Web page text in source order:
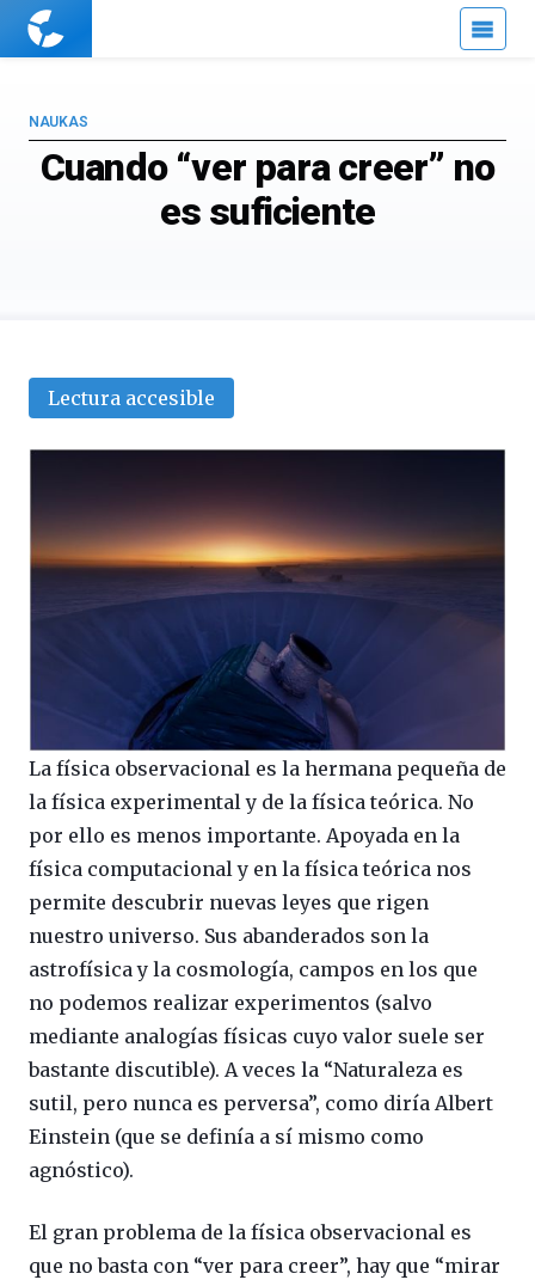
Cuaderno
Cuando “ver para creer” no
es suficiente
NAUKAS
Lectura accesible
La física observacional es la hermana pequeña de
la física experimental y de la física teórica. No
por ello es menos importante. Apoyada en la
física computacional y en la física teórica nos
permite descubrir nuevas leyes que rigen
nuestro universo. Sus abanderados son la
astrofísica y la cosmología, campos en los que
no podemos realizar experimentos (salvo
mediante analogías físicas cuyo valor suele ser
bastante discutible). A veces la “Naturaleza es
sutil, pero nunca es perversa”, como diría Albert
Einstein (que se definía a sí mismo como
agnóstico).
El gran problema de la física observacional es
que no basta con “ver para creer”, hay que “mirar